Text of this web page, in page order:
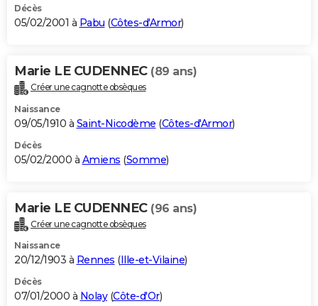
Décès
05/02/2001 à Pabu (Côtes-d'Armor)
Marie LE CUDENNEC (89 ans)
Créer une cagnotte obsèques
Naissance
09/05/1910 à Saint-Nicodème (Côtes-d'Armor)
Décès
05/02/2000 à Amiens (Somme)
Marie LE CUDENNEC (96 ans)
Créer une cagnotte obsèques
Naissance
20/12/1903 à Rennes (Ille-et-Vilaine)
Décès
07/01/2000 à Nolay(Côte-d'Or)